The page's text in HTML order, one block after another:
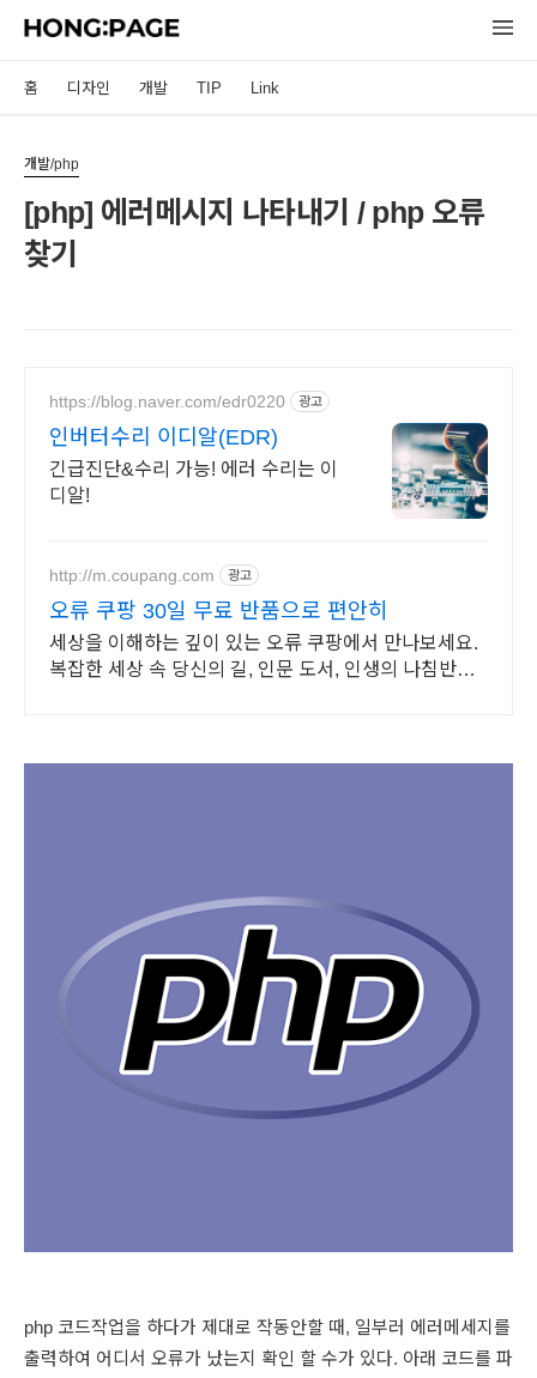
홈 디자인 개발 TIP Link
개발/php
[php] 에러메시지 나타내기 / php 오류
찾기
https://blog.naver.com/edr0220 광고
인버터수리 이디알(EDR)
긴급진단&수리 가능! 에러 수리는 이
디알!
http://m.coupang.com 광고
오류 쿠팡 30일 무료 반품으로 편안히
세상을 이해하는 깊이 있는 오류 쿠팡에서 만나보세요.
복잡한 세상 속 당신의 길, 인문 도서, 인생의 나침반이
php 코드작업을 하다가 제대로 작동안할 때, 일부러 에러메세지를
출력하여 어디서 오류가 났는지 확인 할 수가 있다. 아래 코드를 파